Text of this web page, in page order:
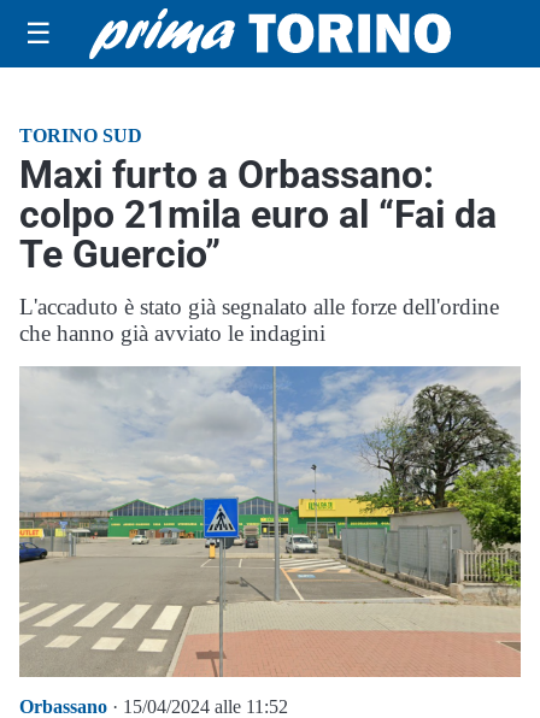
☰
TORINO SUD
Maxi furto a Orbassano:
colpo 21mila euro al “Fai da
Te Guercio”
L'accaduto è stato già segnalato alle forze dell'ordine
che hanno già avviato le indagini
Orbassano · 15/04/2024 alle 11:52